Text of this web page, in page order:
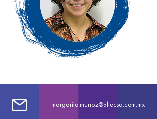
margarita.munoz@altecsa.com.mx